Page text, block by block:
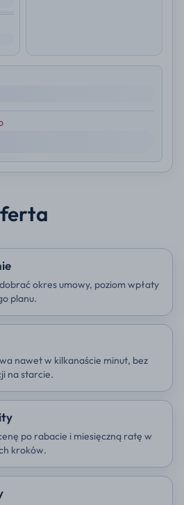
okres umowy, poziom wpłaty
planu.
nawet w kilkanaście minut, bez
na starcie.
po rabacie i miesięczną ratę w
kroków.